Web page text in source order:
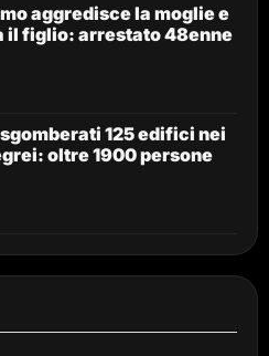
aggredisce la moglie e
il figlio: arrestato 48enne
125 edifici nei
oltre 1900 persone